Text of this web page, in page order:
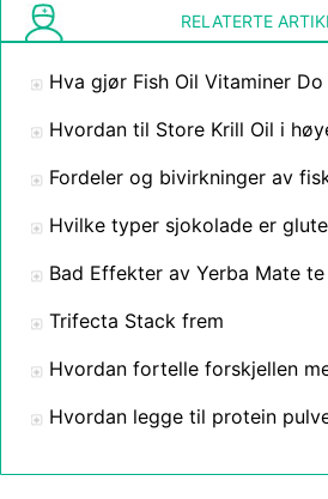
RELATERTE
Hva gjør Fish Oil Vitaminer
Hvordan til Store Krill Oil i
Fordeler og bivirkninger av
Hvilke typer sjokolade er
Bad Effekter av Yerba Mate te
Trifecta Stack frem
Hvordan fortelle forskjellen
Hvordan legge til protein